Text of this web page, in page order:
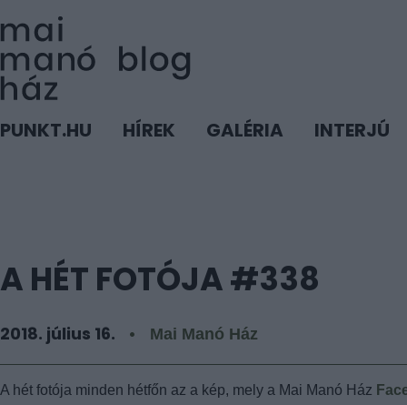
PUNKT.HU HÍREK GALÉRIA INTERJÚ
A HÉT FOTÓJA #338
2018. július 16. Mai Manó Ház
A hét fotója minden hétfőn az a kép, mely a Mai Manó Ház